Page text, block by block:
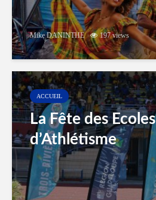
Mike DANINTHE 197 views
ACCUEIL
La Fête des Ecoles
d’Athlétisme